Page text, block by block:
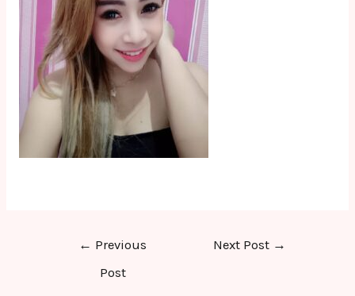
← Previous
Post
Next Post →